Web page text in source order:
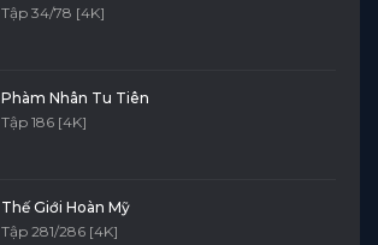
Tập 34/78 [4K]
Phàm Nhân Tu Tiên
Tập 186 [4K]
Thế Giới Hoàn Mỹ
Tập 281/286 [4K]